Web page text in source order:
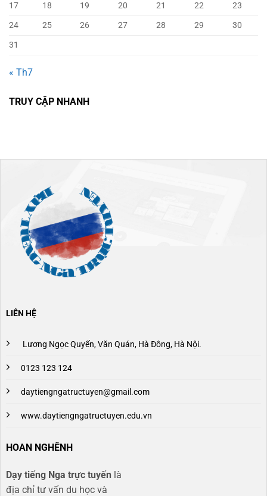
17
18 19 20 21 22
23
24
25 26 27 28 29
30
31
« Th7
TRUY CẬP NHANH
LIÊN HỆ
Lương Ngọc Quyến, Văn Quán, Hà Đông, Hà Nội.
0123 123 124
daytiengngatructuyen@gmail.com
www.daytiengngatructuyen.edu.vn
HOAN NGHÊNH
Dạy tiếng Nga trực tuyến là
địa chỉ tư vấn du học và